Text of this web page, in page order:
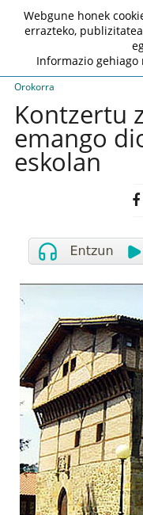
Orokorra
Kontzertu
emango
eskolan
Webgune honek
errazteko,
Informazio